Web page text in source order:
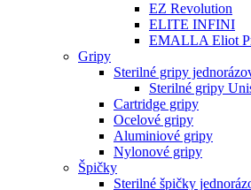
EZ Revolution
ELITE INFINI
EMALLA Eliot
Gripy
Sterilné gripy
Sterilné gripy
Cartridge gripy
Ocelové gripy
Aluminiové gripy
Nylonové gripy
Špičky
Sterilné špičky